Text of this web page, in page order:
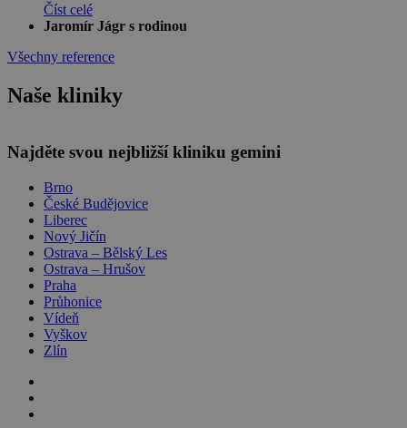
Číst celé
Jaromír Jágr s rodinou
Všechny reference
Naše kliniky
Najděte svou nejbližší kliniku gemini
Brno
České Budějovice
Liberec
Nový Jičín
Ostrava – Bělský Les
Ostrava – Hrušov
Praha
Průhonice
Vídeň
Vyškov
Zlín